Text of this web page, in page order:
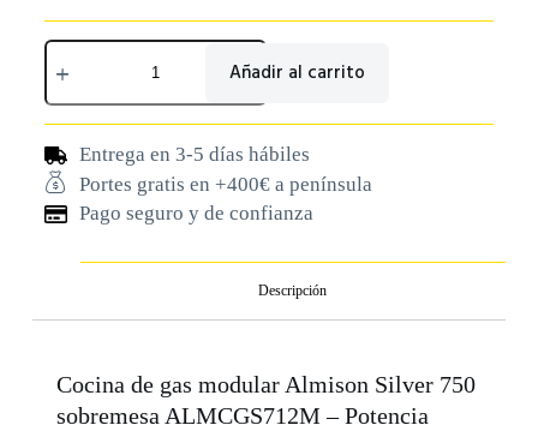
Añadir al carrito
Entrega en 3-5 días hábiles
Portes gratis en +400€ a península
Pago seguro y de confianza
Descripción
Cocina de gas modular Almison Silver 750
sobremesa ALMCGS712M – Potencia